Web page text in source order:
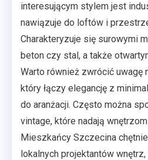
interesującym stylem jest
nawiązuje do loftów i
Charakteryzuje się surowymi
beton czy stal, a także
Warto również zwrócić uwagę
który łączy elegancję z
do aranżacji. Często można
vintage, które nadają
Mieszkańcy Szczecina
lokalnych projektantów